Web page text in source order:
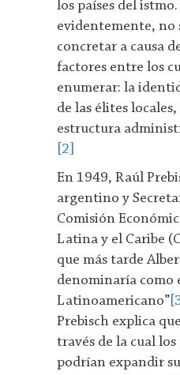
los países del
evidentemente, no
concretar a causa
factores entre los
enumerar: la
de las élites
estructura
[2]
En 1949, Raúl
argentino y
Comisión
Latina y el Caribe
que más tarde
denominaría como
Latinoamericano”
Prebisch explica
través de la cual
podrían expandir